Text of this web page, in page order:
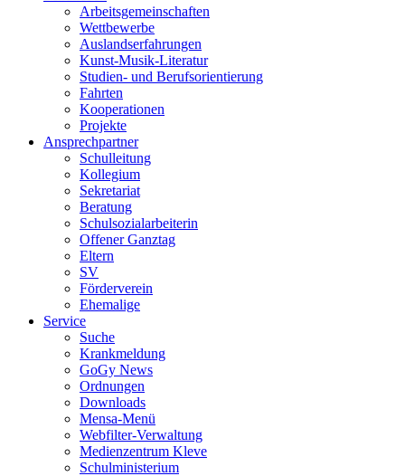
Arbeitsgemeinschaften
Wettbewerbe
Auslandserfahrungen
Kunst-Musik-Literatur
Studien- und Berufsorientierung
Fahrten
Kooperationen
Projekte
Ansprechpartner
Schulleitung
Kollegium
Sekretariat
Beratung
Schulsozialarbeiterin
Offener Ganztag
Eltern
SV
Förderverein
Ehemalige
Service
Suche
Krankmeldung
GoGy News
Ordnungen
Downloads
Mensa-Menü
Webfilter-Verwaltung
Medienzentrum Kleve
Schulministerium